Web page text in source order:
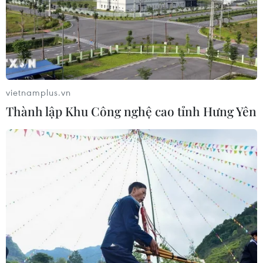
04/08/2026 13:23
Tàu chở hàng của Thổ Nhĩ Kỳ bị tấn
công trên Biển Đen
04/08/2026 05:54
Vì sao Google khiến Mỹ và
EU đối đầu về chủ quyền số?
04/08/2026 04:13
Máy bay chở khách nội địa đầu tiên
của Nga hoàn tất chuyến bay thử
nghiệm
vietnamplus.vn
Thành lập Khu Công nghệ cao tỉnh Hưng Yên